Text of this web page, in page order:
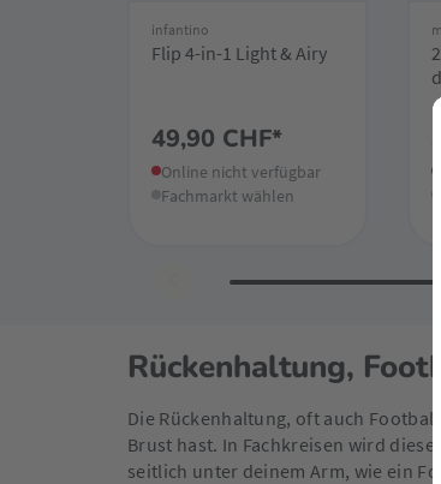
infantino
Flip 4-in-1 Light & Airy
49,90 CHF*
Online nicht verfügbar
Fachmarkt wählen
Rückenhaltung,
Die Rückenhaltung, oft auch
Brust hast. In Fachkreisen wird
seitlich unter deinem Arm, wie ein